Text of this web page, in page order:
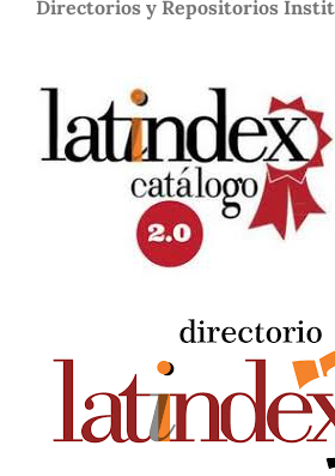
Directorios y Repositorios